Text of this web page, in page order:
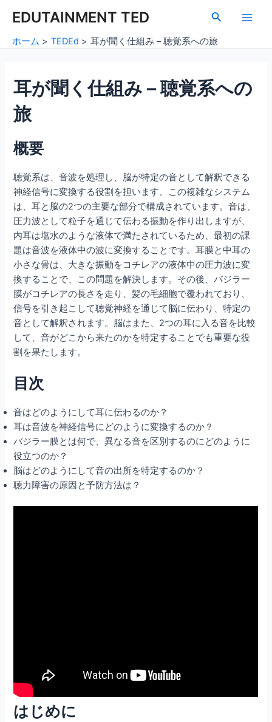
EDUTAINMENT TED
検
Main
ホーム TEDEd 耳が聞く仕組み – 聴覚系への旅
耳が聞く仕組み – 聴覚系への
旅
概要
聴覚系は、音波を処理し、脳が特定の音として解釈できる
神経信号に変換する役割を担います。この複雑なシステム
は、耳と脳の2つの主要な部分で構成されています。音は、
圧力波として粒子を通じて伝わる振動を作り出しますが、
内耳は塩水のような液体で満たされているため、最初の課
題は音波を液体中の波に変換することです。耳膜と中耳の
小さな骨は、大きな振動をコチレアの液体中の圧力波に変
換することで、この問題を解決します。その後、バジラー
膜がコチレアの長さを走り、髪の毛細胞で覆われており、
信号を引き起こして聴覚神経を通じて脳に伝わり、特定の
音として解釈されます。脳はまた、2つの耳に入る音を比較
して、音がどこから来たのかを特定することでも重要な役
割を果たします。
目次
音はどのようにして耳に伝わるのか？
耳は音波を神経信号にどのように変換するのか？
バジラー膜とは何で、異なる音を区別するのにどのように
役立つのか？
脳はどのようにして音の出所を特定するのか？
聴力障害の原因と予防方法は？
はじめに
navigation